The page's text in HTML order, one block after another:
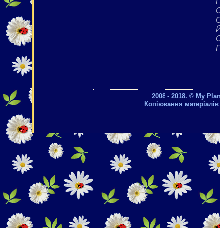
2008 - 2018. © My
Копіювання